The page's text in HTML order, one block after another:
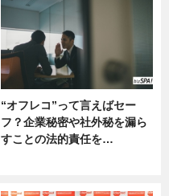
“オフレコ”って言えばセー
フ？企業秘密や社外秘を漏ら
すことの法的責任を…